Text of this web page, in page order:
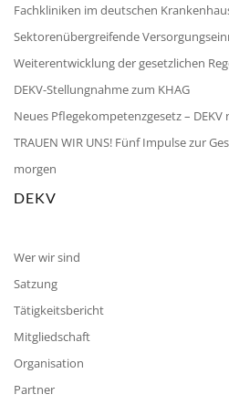
Fachkliniken im deutschen
Sektorenübergreifende
Weiterentwicklung der gesetzlichen
DEKV-Stellungnahme zum KHAG
Neues Pflegekompetenzgesetz –
TRAUEN WIR UNS! Fünf Impulse zur
morgen
DEKV
Wer wir sind
Satzung
Tätigkeitsbericht
Mitgliedschaft
Organisation
Partner